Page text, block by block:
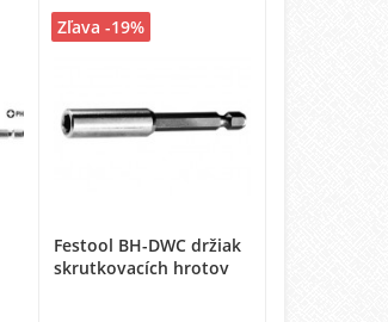
Festool BH-DWC držiak
skrutkovacích hrotov
Zľava -19%